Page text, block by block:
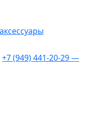
+7 (949) 441-20-29 —